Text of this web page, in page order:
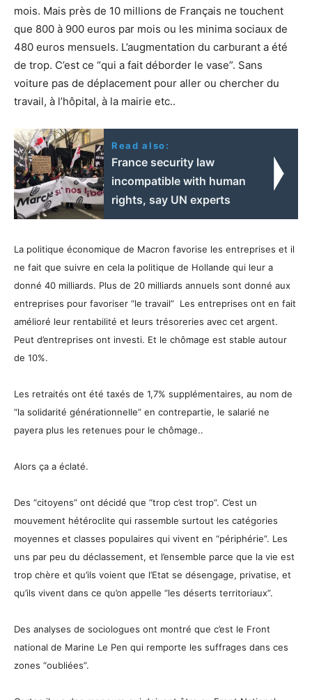
mois. Mais près de 10 millions de Français ne touchent
que 800 à 900 euros par mois ou les minima sociaux de
480 euros mensuels. L’augmentation du carburant a été
de trop. C’est ce “qui a fait déborder le vase”. Sans
voiture pas de déplacement pour aller ou chercher du
travail, à l’hôpital, à la mairie etc..
Read also:
France security law
incompatible with human
rights, say UN experts
La politique économique de Macron favorise les entreprises et il
ne fait que suivre en cela la politique de Hollande qui leur a
donné 40 milliards. Plus de 20 milliards annuels sont donné aux
entreprises pour favoriser “le travail” Les entreprises ont en fait
amélioré leur rentabilité et leurs trésoreries avec cet argent.
Peut d’entreprises ont investi. Et le chômage est stable autour
de 10%.
Les retraités ont été taxés de 1,7% supplémentaires, au nom de
“la solidarité générationnelle” en contrepartie, le salarié ne
payera plus les retenues pour le chômage..
Alors ça a éclaté.
Des “citoyens” ont décidé que “trop c’est trop”. C’est un
mouvement hétéroclite qui rassemble surtout les catégories
moyennes et classes populaires qui vivent en “périphérie”. Les
uns par peu du déclassement, et l’ensemble parce que la vie est
trop chère et qu’ils voient que l’Etat se désengage, privatise, et
qu’ils vivent dans ce qu’on appelle “les déserts territoriaux”.
Des analyses de sociologues ont montré que c’est le Front
national de Marine Le Pen qui remporte les suffrages dans ces
zones “oubliées”.